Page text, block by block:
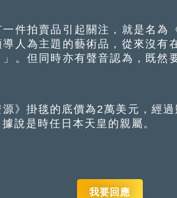
拍賣品引起關注，就是名為《
人為主題的藝術品，從來沒有
。但同時亦有聲音認為，既然
掛毯的底價為2萬美元，經過
說是時任日本天皇的親屬。
我要回應